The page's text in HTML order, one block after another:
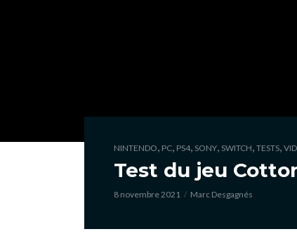
NINTENDO, PC, PS4, SONY, SWITCH, TESTS,
Test du jeu
8 novembre 2021 Marc Desgagnés